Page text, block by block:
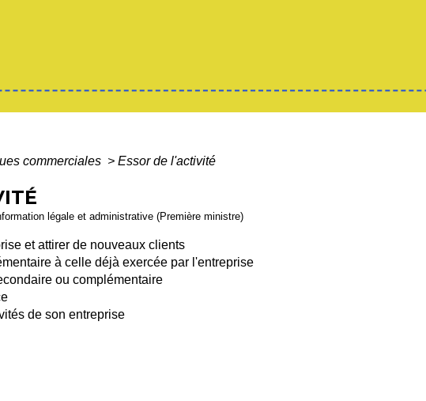
commerciales > Essor de l'activité
légale et administrative (Première ministre)
et attirer de nouveaux clients
à celle déjà exercée par l'entreprise
ou complémentaire
de son entreprise